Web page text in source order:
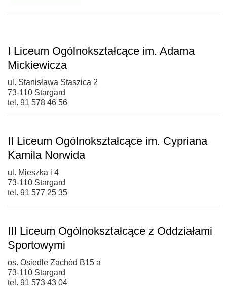
I Liceum Ogólnokształcące im. Adama
Mickiewicza
ul. Stanisława Staszica 2
73-110 Stargard
tel. 91 578 46 56
II Liceum Ogólnokształcące im. Cypriana
Kamila Norwida
ul. Mieszka i 4
73-110 Stargard
tel. 91 577 25 35
III Liceum Ogólnokształcące z Oddziałami
Sportowymi
os. Osiedle Zachód B15 a
73-110 Stargard
tel. 91 573 43 04